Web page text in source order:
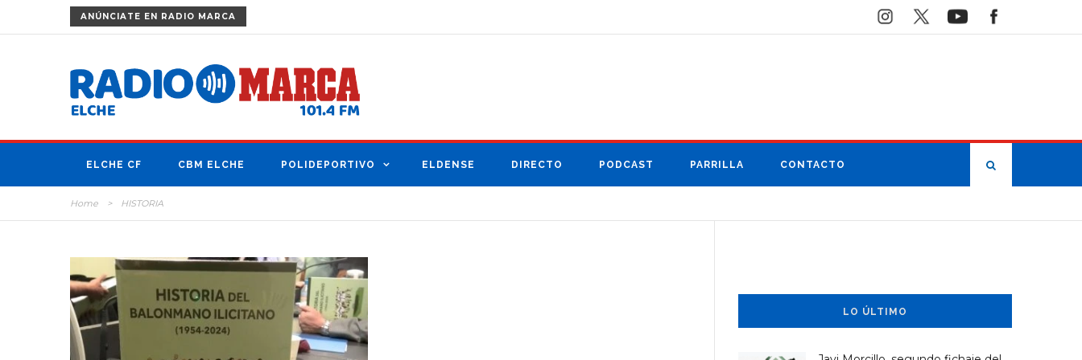
ANÚNCIATE EN RADIO MARCA
ELCHE CF CBM ELCHE POLIDEPORTIVO ELDENSE DIRECTO PODCAST PARRILLA CONTACTO
Home > HISTORIA
LO ÚLTIMO